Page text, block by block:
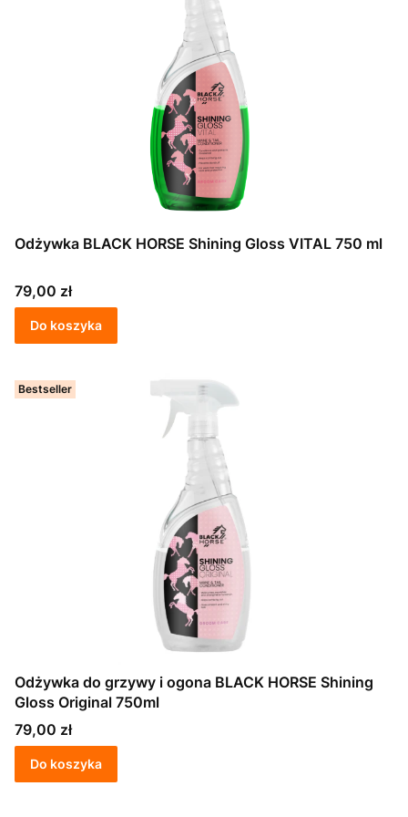
Odżywka BLACK HORSE Shining Gloss VITAL 750 ml
Cena
79,00 zł
Do koszyka
Bestseller
Odżywka do grzywy i ogona BLACK HORSE Shining
Gloss Original 750ml
Cena
79,00 zł
Do koszyka